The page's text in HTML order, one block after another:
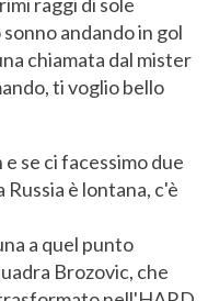
andando in gol
chiamata dal mister
ti voglio bello
se ci facessimo due
Russia è lontana, c'è
a quel punto
Brozovic, che